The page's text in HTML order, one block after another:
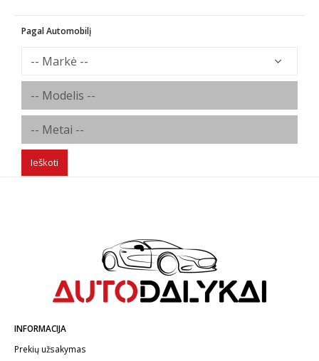
CS - Crystal silver
DGM - dark grey matt
MGG - metal grey glossy
TM - Szare Matowe
Pagal Automobilį
Ieškoti
INFORMACIJA
Prekių užsakymas